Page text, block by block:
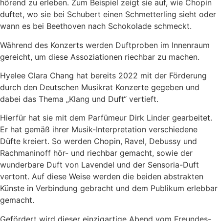
hörend zu erleben. Zum Beispiel zeigt sie auf, wie Chopin
duftet, wo sie bei Schubert einen Schmetterling sieht oder
wann es bei Beethoven nach Schokolade schmeckt.
Während des Konzerts werden Duftproben im Innenraum
gereicht, um diese Assoziationen riechbar zu machen.
Hyelee Clara Chang hat bereits 2022 mit der Förderung
durch den Deutschen Musikrat Konzerte gegeben und
dabei das Thema „Klang und Duft“ vertieft.
Hierfür hat sie mit dem Parfümeur Dirk Linder gearbeitet.
Er hat gemäß ihrer Musik-Interpretation verschiedene
Düfte kreiert. So werden Chopin, Ravel, Debussy und
Rachmaninoff hör- und riechbar gemacht, sowie der
wunderbare Duft von Lavendel und der Sensoria-Duft
vertont. Auf diese Weise werden die beiden abstrakten
Künste in Verbindung gebracht und dem Publikum erlebbar
gemacht.
Gefördert wird dieser einzigartige Abend vom Freundes-